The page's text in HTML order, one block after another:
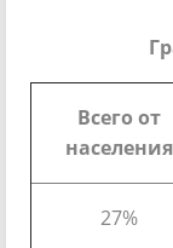
Всего от
населения
27%